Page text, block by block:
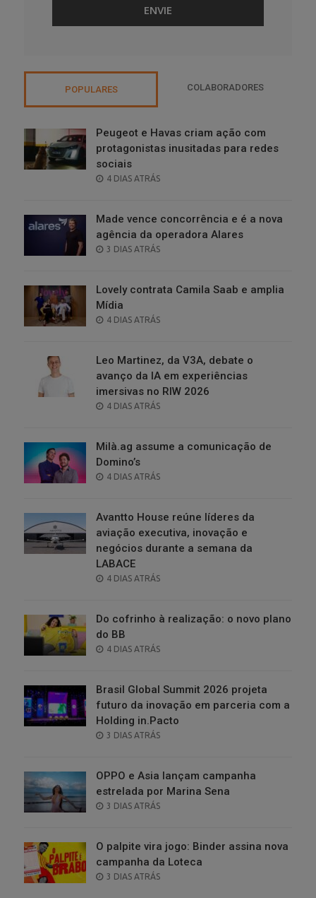
POPULARES COLABORADORES
Peugeot e Havas criam ação com
protagonistas inusitadas para redes
sociais
POSTED
4 DIAS ATRÁS
Made vence concorrência e é a nova
agência da operadora Alares
POSTED
3 DIAS ATRÁS
Lovely contrata Camila Saab e amplia
Mídia
POSTED
4 DIAS ATRÁS
Leo Martinez, da V3A, debate o
avanço da IA em experiências
imersivas no RIW 2026
POSTED
4 DIAS ATRÁS
Milà.ag assume a comunicação de
Domino’s
POSTED
4 DIAS ATRÁS
Avantto House reúne líderes da
aviação executiva, inovação e
negócios durante a semana da
LABACE
POSTED
4 DIAS ATRÁS
Do cofrinho à realização: o novo plano
do BB
POSTED
4 DIAS ATRÁS
Brasil Global Summit 2026 projeta
futuro da inovação em parceria com a
Holding in.Pacto
POSTED
3 DIAS ATRÁS
OPPO e Asia lançam campanha
estrelada por Marina Sena
POSTED
3 DIAS ATRÁS
O palpite vira jogo: Binder assina nova
campanha da Loteca
POSTED
3 DIAS ATRÁS